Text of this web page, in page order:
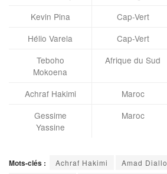
Kevin Pina
Cap-Vert
Hélio Varela
Cap-Vert
Teboho
Mokoena
Afrique du Sud
Achraf Hakimi Maroc
Gessime
Yassine
Maroc
Mots-clés : Achraf Hakimi Amad Diallo